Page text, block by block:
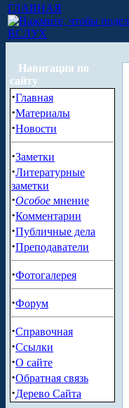
ГЛАВНАЯ
ВСЛУХ
Навигация по
сайту
·Главная
·Материалы
·Новости
·Заметки
·Литературные
заметки
·Особое мнение
·Комментарии
·Публичные дела
·Преподаватели
·Фотогалерея
·Форум
·Справочная
·Ссылки
·О сайте
·Обратная связь
·Дерево Сайта